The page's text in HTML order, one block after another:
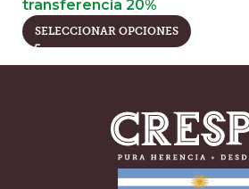
transferencia 20%
SELECCIONAR OPCIONES